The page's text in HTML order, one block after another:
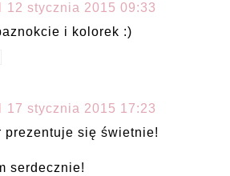
12 stycznia 2015 09:33
i kolorek :)
17 stycznia 2015 17:23
prezentuje się świetnie!
serdecznie!